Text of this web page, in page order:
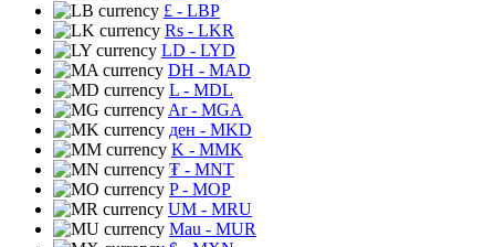
£ - LBP
Rs - LKR
LD - LYD
DH - MAD
L - MDL
Ar- MGA
ден - MKD
K - MMK
₮ - MNT
P- MOP
UM - MRU
Mau - MUR